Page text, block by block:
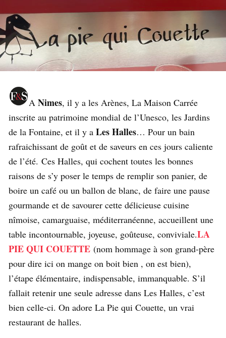
A Nimes, il y a les Arènes, La Maison Carrée
inscrite au patrimoine mondial de l’Unesco, les Jardins
de la Fontaine, et il y a Les Halles… Pour un bain
rafraichissant de goût et de saveurs en ces jours caliente
de l’été. Ces Halles, qui cochent toutes les bonnes
raisons de s’y poser le temps de remplir son panier, de
boire un café ou un ballon de blanc, de faire une pause
gourmande et de savourer cette délicieuse cuisine
nîmoise, camarguaise, méditerranéenne, accueillent une
table incontournable, joyeuse, goûteuse, conviviale.LA
PIE QUI COUETTE (nom hommage à son grand-père
pour dire ici on mange on boit bien , on est bien),
l’étape élémentaire, indispensable, immanquable. S’il
fallait retenir une seule adresse dans Les Halles, c’est
bien celle-ci. On adore La Pie qui Couette, un vrai
restaurant de halles.